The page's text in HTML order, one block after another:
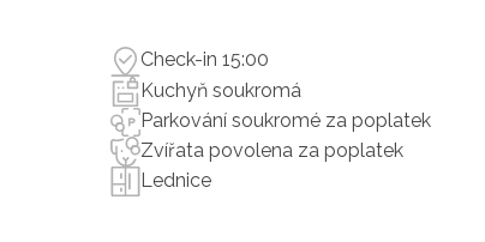
Check-in 15:00
Kuchyň soukromá
Parkování soukromé za poplatek
Zvířata povolena za poplatek
Lednice